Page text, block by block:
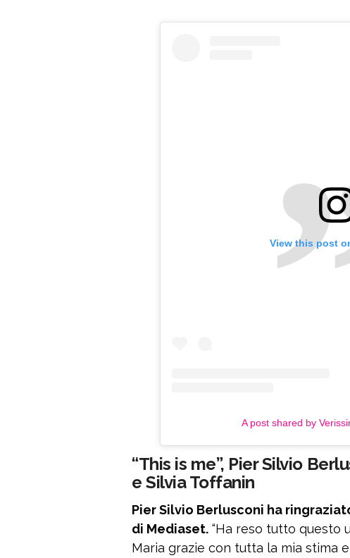
View this post
A post shared by
“This is me”, Pier Silvio
e Silvia Toffanin
Pier Silvio Berlusconi ha
di Mediaset. “Ha reso tutto questo
Maria grazie con tutta la mia stima